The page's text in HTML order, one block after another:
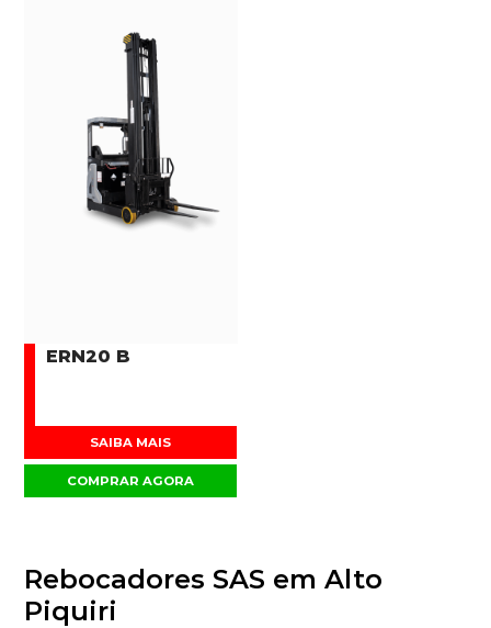
ERN20 B
SAIBA MAIS
COMPRAR AGORA
Rebocadores SAS em Alto
Piquiri